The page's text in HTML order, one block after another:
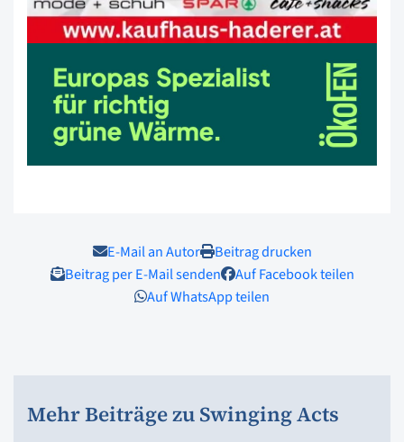
E-Mail an Autor
Beitrag drucken
Beitrag per E-Mail senden
Auf Facebook teilen
Auf WhatsApp teilen
Mehr Beiträge zu Swinging Acts